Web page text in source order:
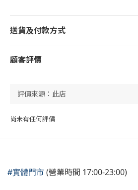
送貨及付款方式
顧客評價
尚未有任何評價
#實體門市 (營業時間 17:00-23:00)